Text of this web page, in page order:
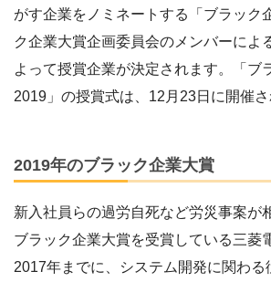
がす企業をノミネートする「ブラック
ク企業大賞企画委員会のメンバーによ
よって授賞企業が決定されます。「ブ
2019」の授賞式は、12月23日に開催さ
2019年のブラック企業大賞
新入社員らの過労自死など労災事案が
ブラック企業大賞を受賞している三菱
2017年までに、システム開発に関わる